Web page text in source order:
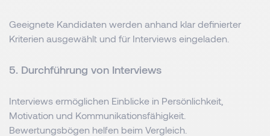
Geeignete Kandidaten werden anhand klar definierter
Kriterien ausgewählt und für Interviews eingeladen.
5. Durchführung von Interviews
Interviews ermöglichen Einblicke in Persönlichkeit,
Motivation und Kommunikationsfähigkeit.
Bewertungsbögen helfen beim Vergleich.